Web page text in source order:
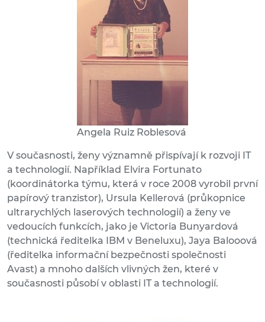
Angela Ruiz Roblesová
V současnosti, ženy významně přispívají k rozvoji IT
a technologií. Například Elvira Fortunato
(koordinátorka týmu, která v roce 2008 vyrobil první
papírový tranzistor), Ursula Kellerová (průkopnice
ultrarychlých laserových technologií) a ženy ve
vedoucích funkcích, jako je Victoria Bunyardová
(technická ředitelka IBM v Beneluxu), Jaya Balooová
(ředitelka informační bezpečnosti společnosti
Avast) a mnoho dalších vlivných žen, které v
současnosti působí v oblasti IT a technologií.